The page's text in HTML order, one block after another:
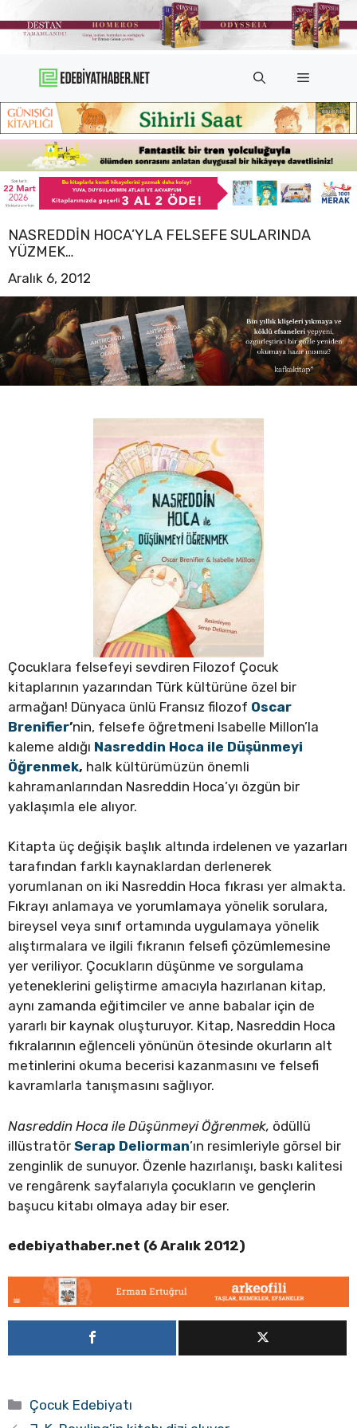
atla
Menü
NASREDDIN HOCA’YLA FELSEFE SULARINDA
YÜZMEK…
Aralık 6, 2012
Çocuklara felsefeyi sevdiren Filozof Çocuk
kitaplarının yazarından Türk kültürüne özel bir
armağan! Dünyaca ünlü Fransız filozof Oscar
Brenifier’nin, felsefe öğretmeni Isabelle Millon’la
kaleme aldığı Nasreddin Hoca ile Düşünmeyi
Öğrenmek, halk kültürümüzün önemli
kahramanlarından Nasreddin Hoca’yı özgün bir
yaklaşımla ele alıyor.
Kitapta üç değişik başlık altında irdelenen ve yazarları
tarafından farklı kaynaklardan derlenerek
yorumlanan on iki Nasreddin Hoca fıkrası yer almakta.
Fıkrayı anlamaya ve yorumlamaya yönelik sorulara,
bireysel veya sınıf ortamında uygulamaya yönelik
alıştırmalara ve ilgili fıkranın felsefi çözümlemesine
yer veriliyor. Çocukların düşünme ve sorgulama
yeteneklerini geliştirme amacıyla hazırlanan kitap,
aynı zamanda eğitimciler ve anne babalar için de
yararlı bir kaynak oluşturuyor. Kitap, Nasreddin Hoca
fıkralarının eğlenceli yönünün ötesinde okurların alt
metinlerini okuma becerisi kazanmasını ve felsefi
kavramlarla tanışmasını sağlıyor.
Nasreddin Hoca ile Düşünmeyi Öğrenmek, ödüllü
illüstratör Serap Deliorman’ın resimleriyle görsel bir
zenginlik de sunuyor. Özenle hazırlanışı, baskı kalitesi
ve rengârenk sayfalarıyla çocukların ve gençlerin
başucu kitabı olmaya aday bir eser.
edebiyathaber.net (6 Aralık 2012)
Kategoriler
Çocuk Edebiyatı